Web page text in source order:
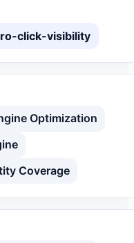
click-visibility
Optimization
Coverage